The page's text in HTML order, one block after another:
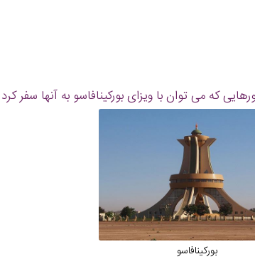
که می توان با ویزای بورکینافاسو به آنها سفر کرد
بورکینافاسو